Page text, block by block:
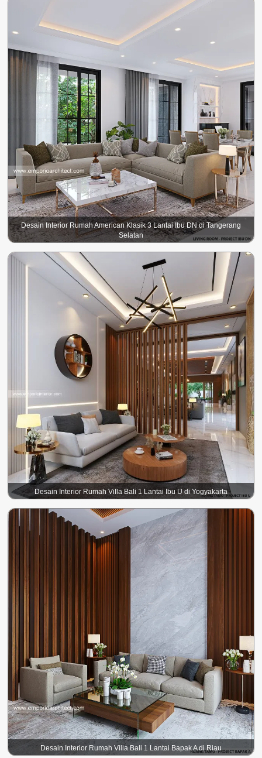
Desain Interior Rumah American Klasik 3 Lantai Ibu DN di Tangerang
Selatan
Desain Interior Rumah Villa Bali 1 Lantai Ibu U di Yogyakarta
Desain Interior Rumah Villa Bali 1 Lantai Bapak A di Riau